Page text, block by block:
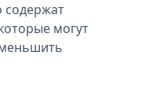
содержат
могут